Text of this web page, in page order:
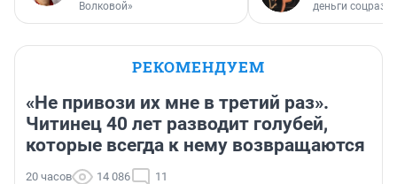
Волковой»
деньги
РЕКОМЕНДУЕМ
«Не привози их мне в третий раз».
Читинец 40 лет разводит голубей,
которые всегда к нему возвращаются
20 часов 14 086 11